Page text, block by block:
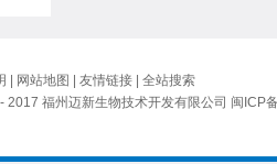
网站地图 友情链接
全站搜索
福州迈新生物技术开发有限公司 闽ICP